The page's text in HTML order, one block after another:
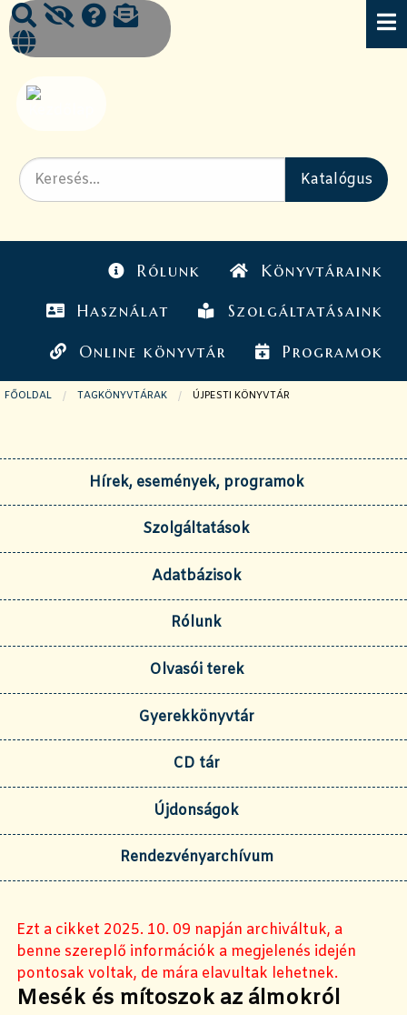
Rólunk Könyvtáraink
Használat Szolgáltatásaink
Online könyvtár Programok
FŐOLDAL TAGKÖNYVTÁRAK JELENLEGI OLDAL:
ÚJPESTI KÖNYVTÁR
Hírek, események, programok
Szolgáltatások
Adatbázisok
Rólunk
Olvasói terek
Gyerekkönyvtár
CD tár
Újdonságok
Rendezvényarchívum
Ezt a cikket 2025. 10. 09 napján archiváltuk, a
benne szereplő információk a megjelenés idején
pontosak voltak, de mára elavultak lehetnek.
Mesék és mítoszok az álmokról